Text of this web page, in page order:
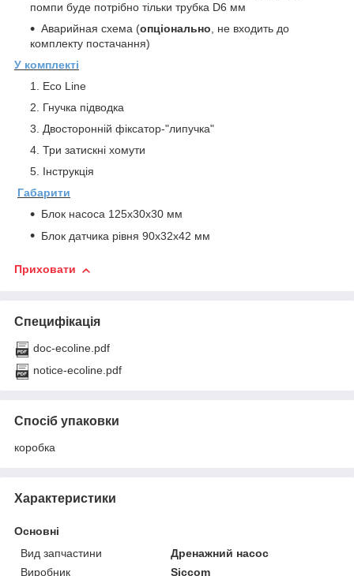
помпи буде потрібно тільки трубка D6 мм
Аварийная схема (опціонально, не входить до
комплекту постачання)
У комплекті
Eco Line
Гнучка підводка
Двосторонній фіксатор-"липучка"
Три затискні хомути
Інструкція
Габарити
Блок насоса 125х30х30 мм
Блок датчика рівня 90х32х42 мм
Приховати
Специфікація
doc-ecoline.pdf
notice-ecoline.pdf
Спосіб упаковки
коробка
Характеристики
Основні
Вид запчастини
Дренажний насос
Виробник
Siccom